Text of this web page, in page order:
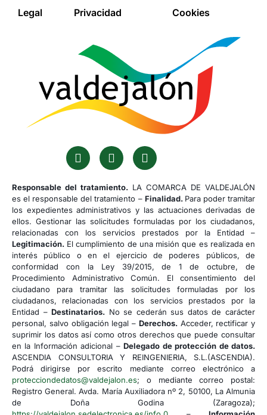
Legal
Privacidad
Cookies
Responsable del tratamiento. LA COMARCA DE VALDEJALÓN
es el responsable del tratamiento – Finalidad. Para poder tramitar
los expedientes administrativos y las actuaciones derivadas de
ellos. Gestionar las solicitudes formuladas por los ciudadanos,
relacionadas con los servicios prestados por la Entidad –
Legitimación. El cumplimiento de una misión que es realizada en
interés público o en el ejercicio de poderes públicos, de
conformidad con la Ley 39/2015, de 1 de octubre, de
Procedimiento Administrativo Común. El consentimiento del
ciudadano para tramitar las solicitudes formuladas por los
ciudadanos, relacionadas con los servicios prestados por la
Entidad –Destinatarios. No se cederán sus datos de carácter
personal, salvo obligación legal – Derechos.Acceder, rectificar y
suprimir los datos así como otros derechos que puede consultar
en la Información adicional –Delegado de protección de datos.
ASCENDIA CONSULTORIA Y REINGENIERIA, S.L.(ASCENDIA).
Podrá dirigirse por escrito mediante correo electrónico a
protecciondedatos@valdejalon.es; o mediante correo postal:
Registro General. Avda. María Auxiliadora nº 2, 50100, La Almunia
de Doña Godina (Zaragoza);